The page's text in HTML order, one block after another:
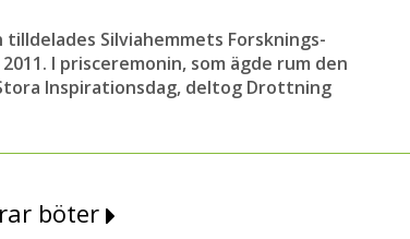
Silviahemmets Forsknings-
I prisceremonin, som ägde rum den
Inspirationsdag, deltog Drottning
böter